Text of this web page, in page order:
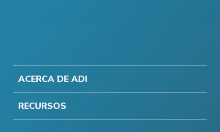
ACERCA DE ADI
RECURSOS